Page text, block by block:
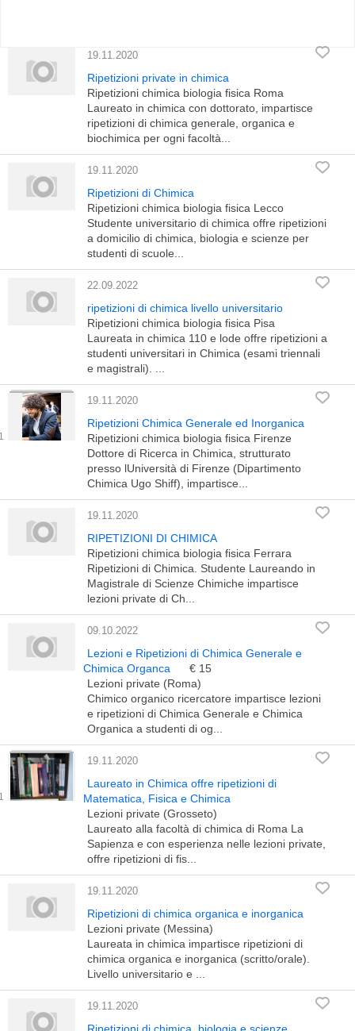
19.11.2020
Ripetizioni private in chimica
Ripetizioni chimica biologia fisica Roma
Laureato in chimica con dottorato, impartisce
ripetizioni di chimica generale, organica e
biochimica per ogni facoltà...
19.11.2020
Ripetizioni di Chimica
Ripetizioni chimica biologia fisica Lecco
Studente universitario di chimica offre ripetizioni
a domicilio di chimica, biologia e scienze per
studenti di scuole...
22.09.2022
ripetizioni di chimica livello universitario
Ripetizioni chimica biologia fisica Pisa
Laureata in chimica 110 e lode offre ripetizioni a
studenti universitari in Chimica (esami triennali
e magistrali). ...
19.11.2020
Ripetizioni Chimica Generale ed Inorganica
Ripetizioni chimica biologia fisica Firenze
Dottore di Ricerca in Chimica, strutturato
presso lUniversità di Firenze (Dipartimento
Chimica Ugo Shiff), impartisce...
19.11.2020
RIPETIZIONI DI CHIMICA
Ripetizioni chimica biologia fisica Ferrara
Ripetizioni di Chimica. Studente Laureando in
Magistrale di Scienze Chimiche impartisce
lezioni private di Ch...
09.10.2022
Lezioni e Ripetizioni di Chimica Generale e
Chimica Organca
€ 15
Lezioni private (Roma)
Chimico organico ricercatore impartisce lezioni
e ripetizioni di Chimica Generale e Chimica
Organica a studenti di og...
19.11.2020
Laureato in Chimica offre ripetizioni di
Matematica, Fisica e Chimica
Lezioni private (Grosseto)
Laureato alla facoltà di chimica di Roma La
Sapienza e con esperienza nelle lezioni private,
offre ripetizioni di fis...
19.11.2020
Ripetizioni di chimica organica e inorganica
Lezioni private (Messina)
Laureata in chimica impartisce ripetizioni di
chimica organica e inorganica (scritto/orale).
Livello universitario e ...
19.11.2020